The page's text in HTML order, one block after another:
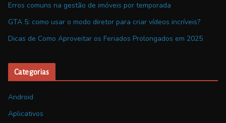
Erros comuns na gestão de imóveis por temporada
GTA 5: como usar o modo diretor para criar vídeos incríveis?
Dicas de Como Aproveitar os Feriados Prolongados em 2025
Categorias
Android
Aplicativos